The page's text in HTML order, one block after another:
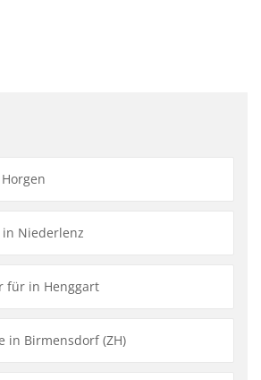
Niederlenz
für in Henggart
in Birmensdorf (ZH)